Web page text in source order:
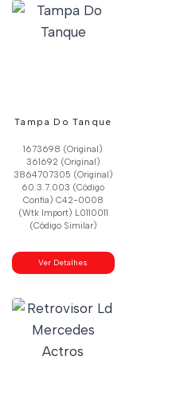
Tampa Do Tanque
1673698 (Original)
361692 (Original)
3864707305 (Original)
60.3.7.003 (Código
Confia) C42-0008
(Wtk Import) L0110011
(Código Similar)
Ver Detalhes